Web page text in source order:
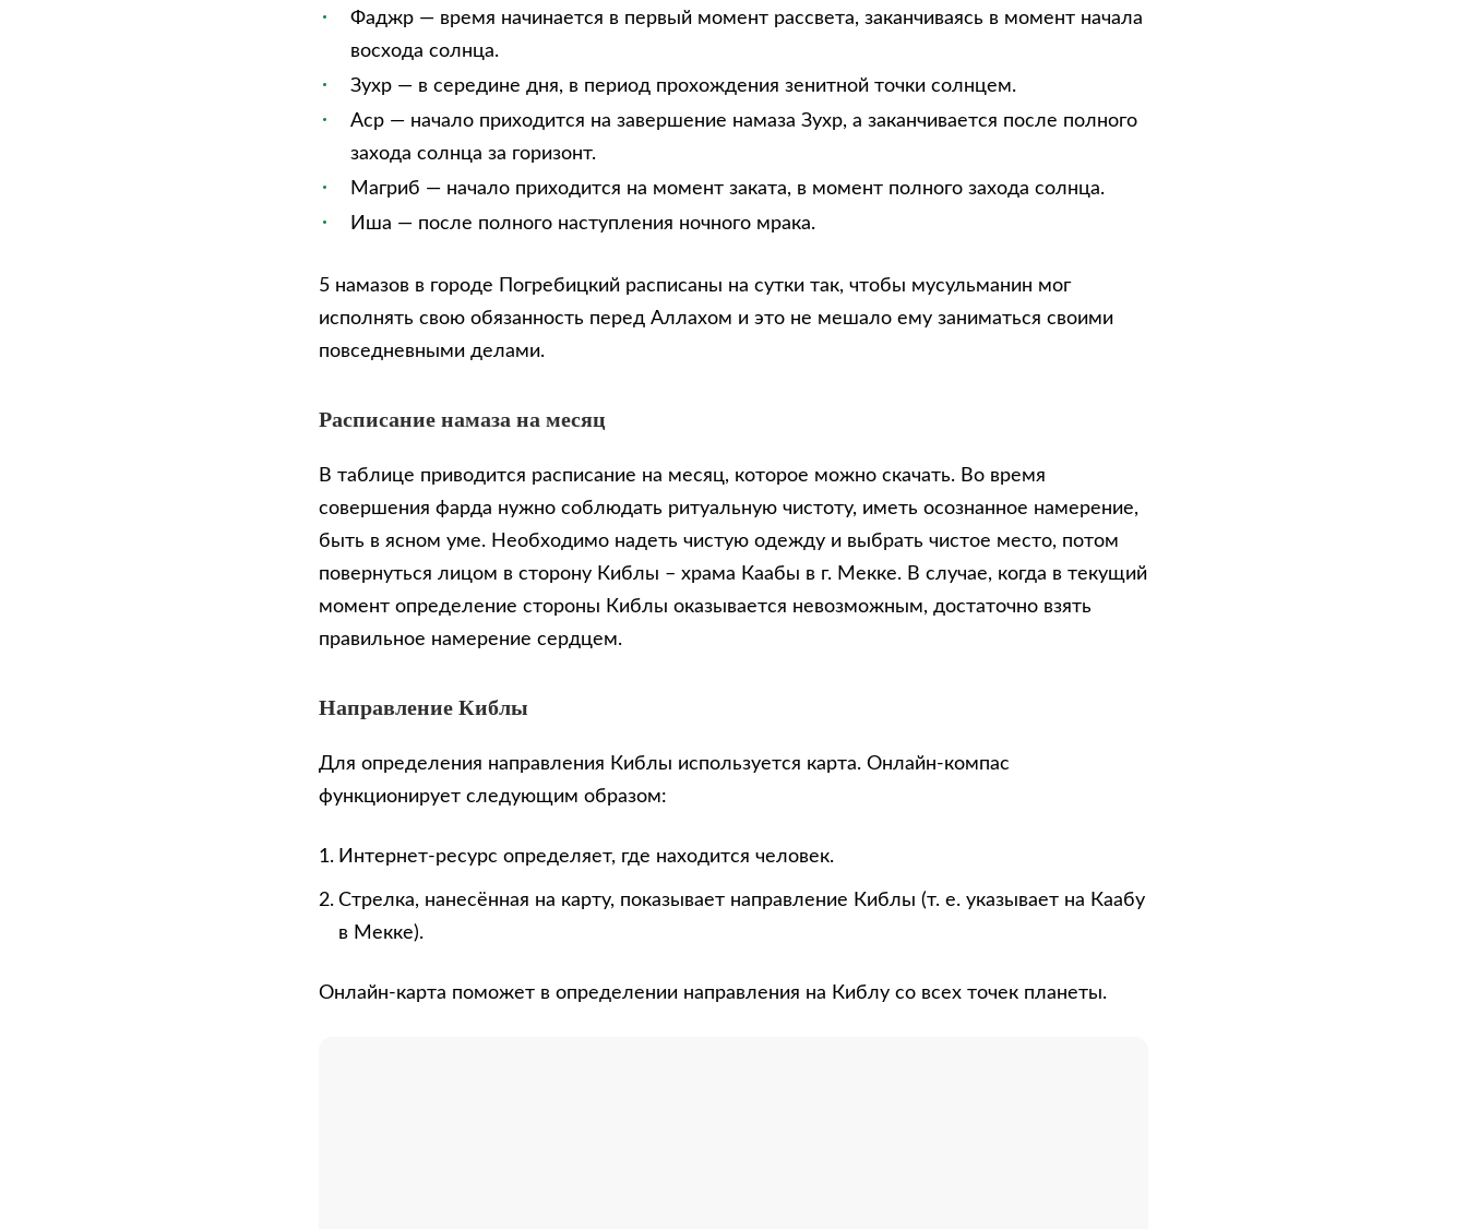
Фаджр — время начинается в первый момент рассвета, заканчиваясь в момент начала
восхода солнца.
Зухр — в середине дня, в период прохождения зенитной точки солнцем.
Аср — начало приходится на завершение намаза Зухр, а заканчивается после полного
захода солнца за горизонт.
Магриб — начало приходится на момент заката, в момент полного захода солнца.
Иша — после полного наступления ночного мрака.
5 намазов в городе Погребицкий расписаны на сутки так, чтобы мусульманин мог
исполнять свою обязанность перед Аллахом и это не мешало ему заниматься своими
повседневными делами.
Расписание намаза на месяц
В таблице приводится расписание на месяц, которое можно скачать. Во время
совершения фарда нужно соблюдать ритуальную чистоту, иметь осознанное намерение,
быть в ясном уме. Необходимо надеть чистую одежду и выбрать чистое место, потом
повернуться лицом в сторону Киблы – храма Каабы в г. Мекке. В случае, когда в текущий
момент определение стороны Киблы оказывается невозможным, достаточно взять
правильное намерение сердцем.
Направление Киблы
Для определения направления Киблы используется карта. Онлайн-компас
функционирует следующим образом:
Интернет-ресурс определяет, где находится человек.
Стрелка, нанесённая на карту, показывает направление Киблы (т. е. указывает на Каабу
в Мекке).
Онлайн-карта поможет в определении направления на Киблу со всех точек планеты.